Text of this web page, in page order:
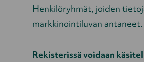
Henkilöryhmät, joiden
markkinointiluvan antaneet.
Rekisterissä voidaan